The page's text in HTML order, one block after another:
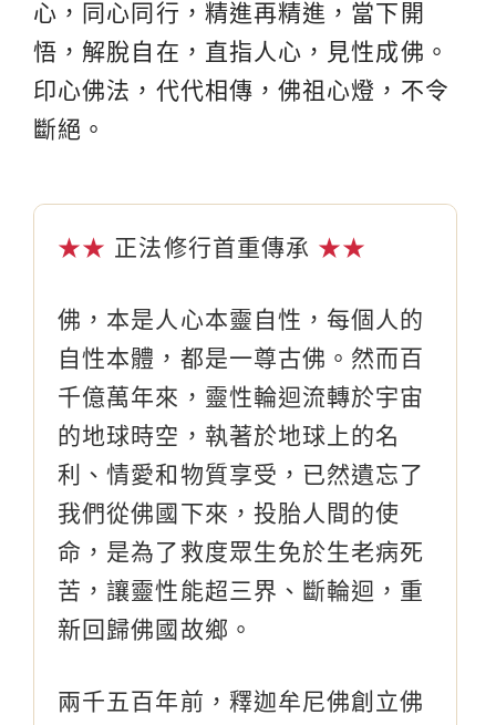
心，同心同行，精進再精進，當下開
悟，解脫自在，直指人心，見性成佛。
印心佛法，代代相傳，佛祖心燈，不令
斷絕。
★★ 正法修行首重傳承 ★★
佛，本是人心本靈自性，每個人的
自性本體，都是一尊古佛。然而百
千億萬年來，靈性輪迴流轉於宇宙
的地球時空，執著於地球上的名
利、情愛和物質享受，已然遺忘了
我們從佛國下來，投胎人間的使
命，是為了救度眾生免於生老病死
苦，讓靈性能超三界、斷輪迴，重
新回歸佛國故鄉。
兩千五百年前，釋迦牟尼佛創立佛